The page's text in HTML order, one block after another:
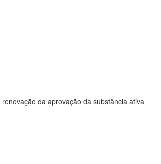
da aprovação da substância ativa